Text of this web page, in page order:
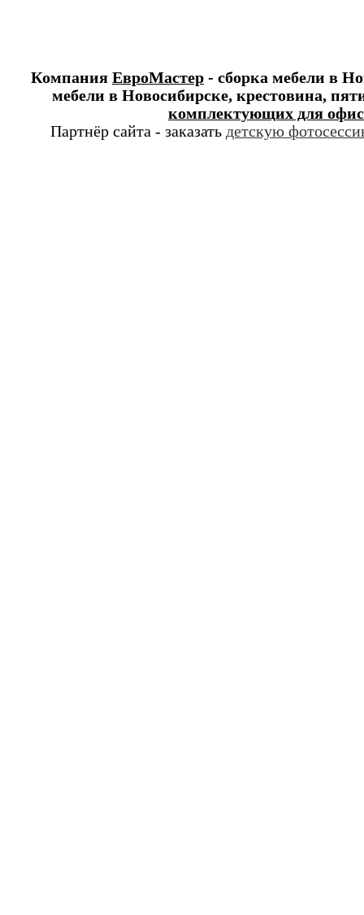
Компания ЕвроМастер - сборка мебели в
мебели в Новосибирске, крестовина,
комплектующих для
Партнёр сайта - заказать детскую